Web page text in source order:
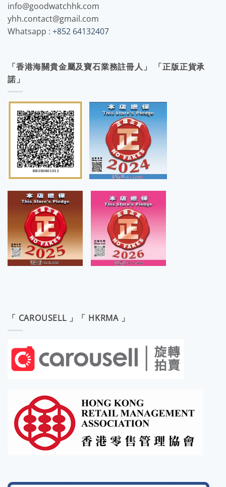
info@goodwatchhk.com
yhh.contact@gmail.com
Whatsapp : +852 64132407
「香港海關貴金屬及寶石業務註冊人」 「正版正貨承
諾」
「 CAROUSELL 」「 HKRMA 」